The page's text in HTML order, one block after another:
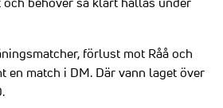
förlust mot Råå och
en match i DM. Där vann laget över